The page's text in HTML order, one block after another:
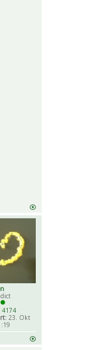
4174
23. Okt